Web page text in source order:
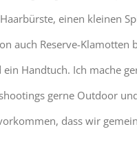
einen kleinen
auch Reserve-Klamotten
ein Handtuch. Ich mache
gerne Outdoor
dass wir